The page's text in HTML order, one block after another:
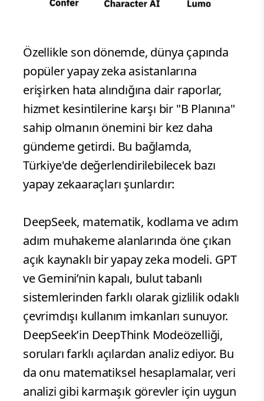
Özellikle son dönemde, dünya çapında
popüler yapay zeka asistanlarına
erişirken hata alındığına dair raporlar,
hizmet kesintilerine karşı bir "B Planına"
sahip olmanın önemini bir kez daha
gündeme getirdi. Bu bağlamda,
Türkiye'de değerlendirilebilecek bazı
yapay zekaaraçları şunlardır:
DeepSeek, matematik, kodlama ve adım
adım muhakeme alanlarında öne çıkan
açık kaynaklı bir yapay zeka modeli. GPT
ve Gemini’nin kapalı, bulut tabanlı
sistemlerinden farklı olarak gizlilik odaklı
çevrimdışı kullanım imkanları sunuyor.
DeepSeek’in DeepThink Modeözelliği,
soruları farklı açılardan analiz ediyor. Bu
da onu matematiksel hesaplamalar, veri
analizi gibi karmaşık görevler için uygun